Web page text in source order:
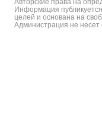
Информация
целей и основана на
Администрация не несет